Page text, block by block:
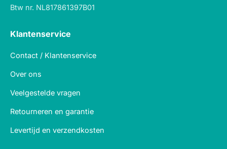
Btw nr. NL817861397B01
Klantenservice
Contact / Klantenservice
Over ons
Veelgestelde vragen
Retourneren en garantie
Levertijd en verzendkosten